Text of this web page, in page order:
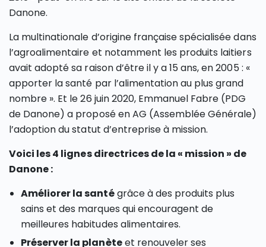
Danone.
La multinationale d’origine française spécialisée dans
l’agroalimentaire et notamment les produits laitiers
avait adopté sa raison d’être il y a 15 ans, en 2005 : «
apporter la santé par l’alimentation au plus grand
nombre ». Et le 26 juin 2020, Emmanuel Fabre (PDG
de Danone) a proposé en AG (Assemblée Générale)
l’adoption du statut d’entreprise à mission.
Voici les 4 lignes directrices de la « mission » de
Danone :
Améliorer la santégrâce à des produits plus
sains et des marques qui encouragent de
meilleures habitudes alimentaires.
Préserver la planèteet renouveler ses